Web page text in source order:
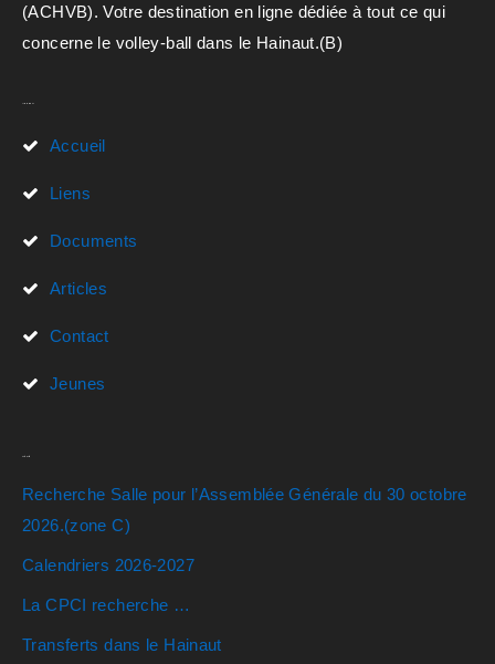
(ACHVB). Votre destination en ligne dédiée à tout ce qui
concerne le volley-ball dans le Hainaut.(B)
Accueil
Liens
Documents
Articles
Contact
Jeunes
Recherche Salle pour l’Assemblée Générale du 30 octobre
2026.(zone C)
Calendriers 2026-2027
La CPCI recherche …
Transferts dans le Hainaut